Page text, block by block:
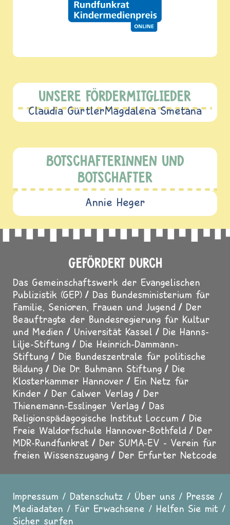
UNSERE FÖRDERMITGLIEDER
Claudia GürtlerMagdalena Smetana
BOTSCHAFTERINNEN UND
BOTSCHAFTER
Annie Heger
GEFÖRDERT DURCH
Das Gemeinschaftswerk der Evangelischen
Publizistik (GEP)
Das Bundesministerium für
Familie, Senioren, Frauen und Jugend
Der
Beauftragte der Bundesregierung für Kultur
und Medien
Universität Kassel
Die Hanns-
Lilje-Stiftung
Die Heinrich-Dammann-
Stiftung
Die Bundeszentrale für politische
Bildung
Die Dr. Buhmann Stiftung
Die
Klosterkammer Hannover
Ein Netz für
Kinder
Der Calwer Verlag
Der
Thienemann-Esslinger Verlag
Das
Religionspädagogische Institut Loccum
Die
Freie Waldorfschule Hannover-Bothfeld
Der
MDR-Rundfunkrat
Der SUMA-EV - Verein für
freien Wissenszugang
Der Erfurter Netcode
Fußzeile
Impressum Datenschutz Über uns
Presse
Mediadaten
Für Erwachsene
Helfen Sie mit
Sicher surfen